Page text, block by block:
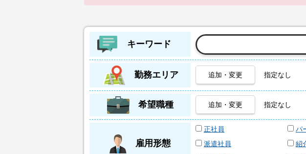
キーワード
勤務エリア 追加・変更 指定なし
希望職種 追加・変更 指定なし
雇用形態
正社員
パ
派遣社員
紹